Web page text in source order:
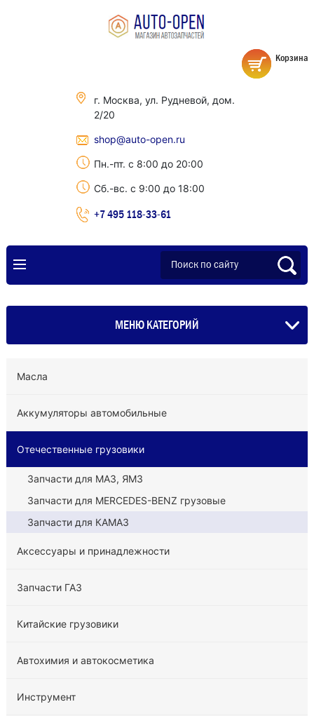
г. Москва, ул. Рудневой, дом.
2/20
shop@auto-open.ru
Пн.-пт. с 8:00 до 20:00
Сб.-вс. с 9:00 до 18:00
+7 495 118-33-61
Корзина
МЕНЮ КАТЕГОРИЙ
Масла
Аккумуляторы автомобильные
Отечественные грузовики
Запчасти для МАЗ, ЯМЗ
Запчасти для MERCEDES-BENZ грузовые
Запчасти для КАМАЗ
Аксессуары и принадлежности
Запчасти ГАЗ
Китайские грузовики
Автохимия и автокосметика
Инструмент